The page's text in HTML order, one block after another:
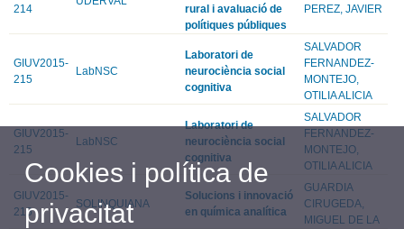
214
rural i avaluació de
polítiques públiques
PEREZ, JAVIER
GIUV2015-
215
LabNSC
Laboratori de
neurociència social
cognitiva
SALVADOR
FERNANDEZ-
MONTEJO,
OTILIA ALICIA
GIUV2015-
215
LabNSC
Laboratori de
neurociència social
cognitiva
SALVADOR
FERNANDEZ-
MONTEJO,
OTILIA ALICIA
GIUV2015-
216
SOLINQUIANA
Solucions i innovació
en química analítica
GUARDIA
CIRUGEDA,
MIGUEL DE LA
Cookies i política de
privacitat